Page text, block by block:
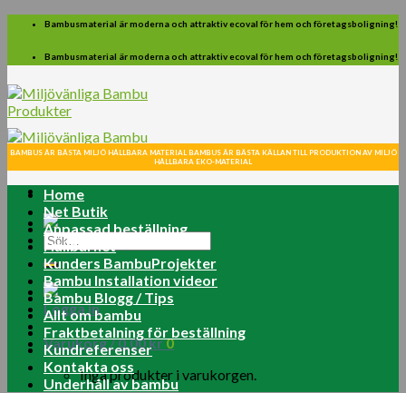
Skip
content
Bambusmaterial är moderna och attraktiv ecoval för hem och företagsboligning!
Bambusmaterial är moderna och attraktiv ecoval för hem och företagsboligning!
Sök
efter:
Logga in
Varukorg /0.00kr0
Inga produkter i varukorgen.
BAMBUS ÄR BÄSTA MILJÖ HÅLLBARA MATERIAL BAMBUS ÄR BÄSTA KÄLLAN TILL PRODUKTION AV MILJÖ
HÅLLBARA EKO-MATERIAL
Home
Net Butik
Anpassad beställning
Hållbarhet
Kunders BambuProjekter
Bambu Installation videor
Bambu Blogg / Tips
Allt om bambu
Fraktbetalning för beställning
Kundreferenser
Kontakta oss
Underhåll av bambu